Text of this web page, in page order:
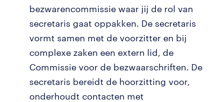
bezwarencommissie waar jij de rol van
secretaris gaat oppakken. De secretaris
vormt samen met de voorzitter en bij
complexe zaken een extern lid, de
Commissie voor de bezwaarschriften. De
secretaris bereidt de hoorzitting voor,
onderhoudt contacten met